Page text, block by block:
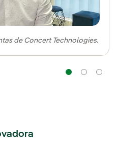
de Concert Technologies.